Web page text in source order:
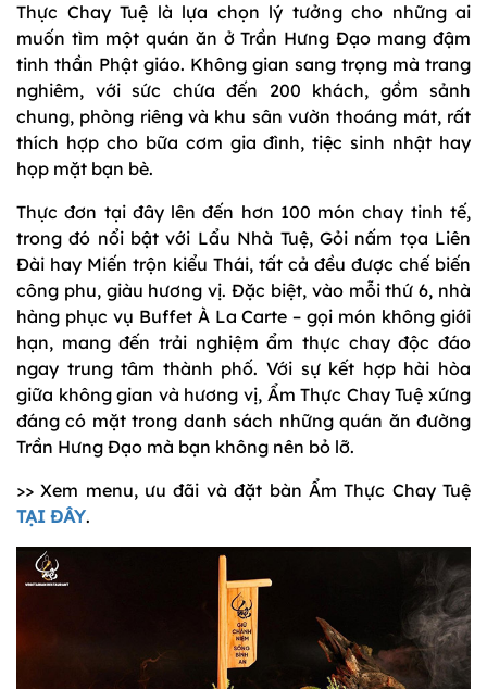
Thực Chay Tuệ là lựa chọn lý tưởng cho những ai
muốn tìm một quán ăn ở Trần Hưng Đạo mang đậm
tinh thần Phật giáo. Không gian sang trọng mà trang
nghiêm, với sức chứa đến 200 khách, gồm sảnh
chung, phòng riêng và khu sân vườn thoáng mát, rất
thích hợp cho bữa cơm gia đình, tiệc sinh nhật hay
họp mặt bạn bè.
Thực đơn tại đây lên đến hơn 100 món chay tinh tế,
trong đó nổi bật với Lẩu Nhà Tuệ, Gỏi nấm tọa Liên
Đài hay Miến trộn kiểu Thái, tất cả đều được chế biến
công phu, giàu hương vị. Đặc biệt, vào mỗi thứ 6, nhà
hàng phục vụ Buffet À La Carte – gọi món không giới
hạn, mang đến trải nghiệm ẩm thực chay độc đáo
ngay trung tâm thành phố. Với sự kết hợp hài hòa
giữa không gian và hương vị, Ẩm Thực Chay Tuệ xứng
đáng có mặt trong danh sách những quán ăn đường
Trần Hưng Đạo mà bạn không nên bỏ lỡ.
>> Xem menu, ưu đãi và đặt bàn Ẩm Thực Chay Tuệ
TẠI ĐÂY.